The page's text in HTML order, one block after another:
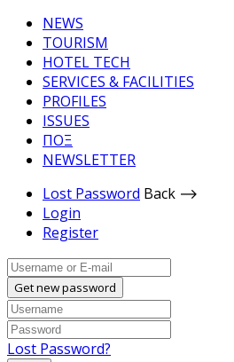
NEWS
TOURISM
HOTEL TECH
SERVICES & FACILITIES
PROFILES
ISSUES
ΠΟΞ
NEWSLETTER
Lost Password Back ⟶
Login
Register
Get new password
Lost Password?